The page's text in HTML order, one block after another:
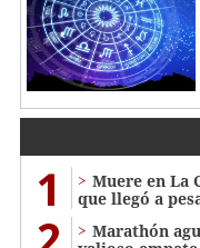
1
Muere en La
que llegó a
Marathón